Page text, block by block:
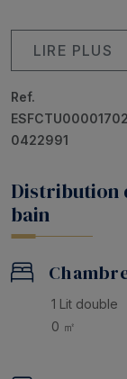
LIRE PLUS
Ref.
0422991
Distribution
bain
1 Lit double
0 ㎡